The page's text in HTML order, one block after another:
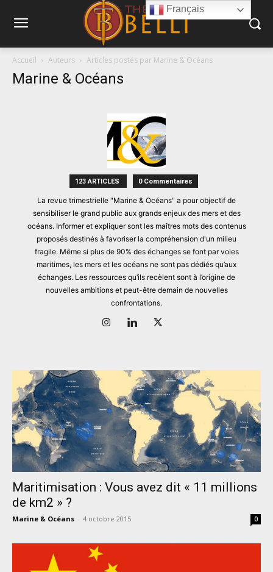
Accueil Auteurs Articles postés par Marine & Océans
Marine & Océans
123 ARTICLES 0 Commentaires
La revue trimestrielle "Marine & Océans" a pour objectif de
sensibiliser le grand public aux grands enjeux des mers et des
océans. Informer et expliquer sont les maîtres mots des contenus
proposés destinés à favoriser la compréhension d'un milieu
fragile. Même si plus de 90% des échanges se font par voies
maritimes, les mers et les océans ne sont pas dédiés qu’aux
échanges. Les ressources qu’ils recèlent sont à l’origine de
nouvelles ambitions et peut-être demain de nouvelles
confrontations.
Maritimisation : Vous avez dit « 11 millions
de km2 » ?
Marine & Océans - 4 octobre 2015 0
Français